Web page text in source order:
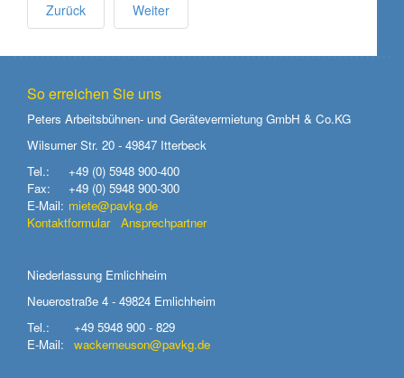
Zurück Weiter
So erreichen Sie uns
Peters Arbeitsbühnen- und Gerätevermietung GmbH & Co.KG
Wilsumer Str. 20 - 49847 Itterbeck
Tel.:
+49 (0) 5948 900-400
Fax:
+49 (0) 5948 900-300
E-Mail: miete@pavkg.de
Kontaktformular
Ansprechpartner
Niederlassung Emlichheim
Neuerostraße 4 - 49824 Emlichheim
Tel.:
+49 5948 900 - 829
E-Mail:
wackerneuson@pavkg.de